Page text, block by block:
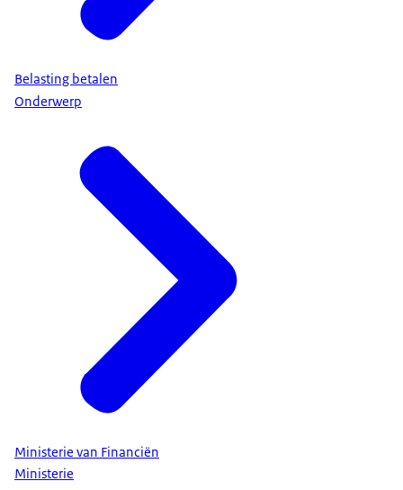
Belasting betalen
Onderwerp
Ministerie van Financiën
Ministerie